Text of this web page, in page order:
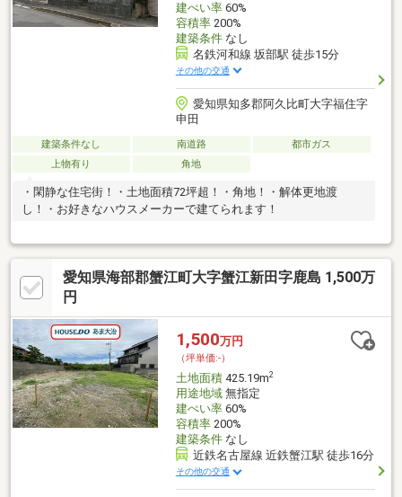
建ぺい率60%
容積率200%
建築条件なし
名鉄河和線 坂部駅 徒歩15分
その他の交通
愛知県知多郡阿久比町大字福住字
申田
建築条件なし 南道路
都市ガス
上物有り
角地
・閑静な住宅街！・土地面積72坪超！・角地！・解体更地渡
し！・お好きなハウスメーカーで建てられます！
愛知県海部郡蟹江町大字蟹江新田字鹿島 1,500万
円
1,500万円
（坪単価:-）
土地面積425.19m2
用途地域無指定
建ぺい率60%
容積率200%
建築条件なし
近鉄名古屋線 近鉄蟹江駅 徒歩16分
その他の交通